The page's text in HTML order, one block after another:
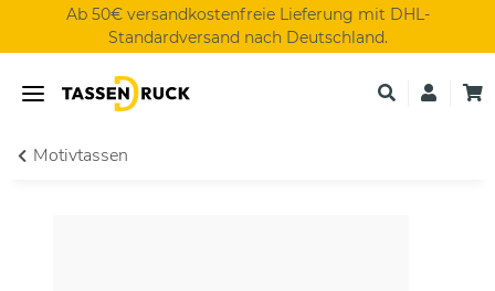
Ab 50€ versandkostenfreie Lieferung mit DHL-
Standardversand nach Deutschland.
Motivtassen